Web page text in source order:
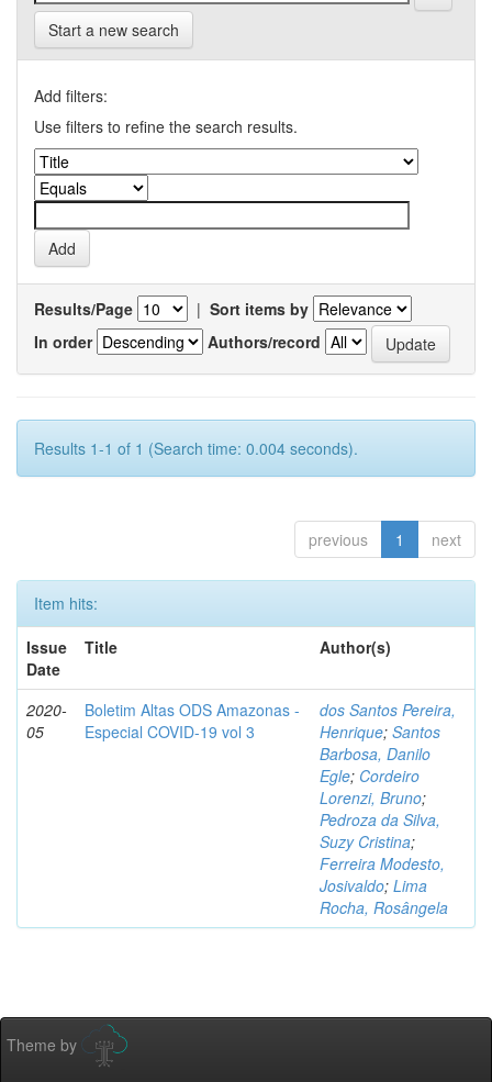
Start a new search
Add filters:
Use filters to refine the search results.
Results/Page | Sort items by
In order
Authors/record
Results 1-1 of 1 (Search time: 0.004 seconds).
previous 1 next
Item hits:
Issue
Date
Title Author(s)
2020-
05
Boletim Altas ODS Amazonas -
Especial COVID-19 vol 3
dos Santos Pereira,
Henrique; Santos
Barbosa, Danilo
Egle; Cordeiro
Lorenzi, Bruno;
Pedroza da Silva,
Suzy Cristina;
Ferreira Modesto,
Josivaldo; Lima
Rocha, Rosângela
Theme by